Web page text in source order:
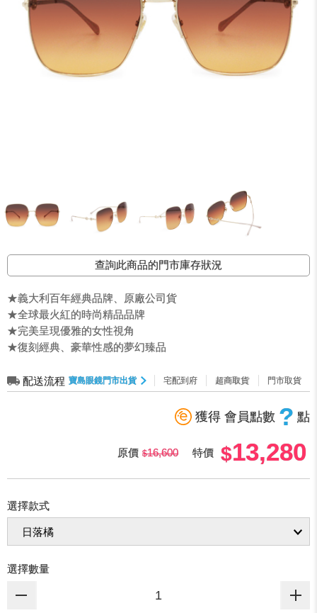
查詢此商品的門市庫存狀況
★義大利百年經典品牌、原廠公司貨
★全球最火紅的時尚精品品牌
★完美呈現優雅的女性視角
★復刻經典、豪華性感的夢幻臻品
配送流程 寶島眼鏡門市出貨 宅配到府 超商取貨 門市取貨
獲得 會員點數 ? 點
原價 16,600 特價 13,280
選擇款式
選擇數量